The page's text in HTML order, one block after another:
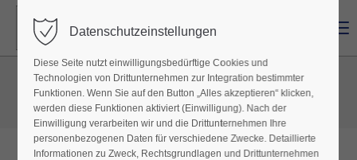
Tragwerksplanung und Bauphysik
Datenschutzeinstellungen
Diese Seite nutzt einwilligungsbedürftige Cookies und
Technologien von Drittunternehmen zur Integration bestimmter
Funktionen. Wenn Sie auf den Button „Alles akzeptieren“ klicken,
werden diese Funktionen aktiviert (Einwilligung). Nach der
Einwilligung verarbeiten wir und die Drittunternehmen Ihre
personenbezogenen Daten für verschiedene Zwecke. Detaillierte
Informationen zu Zweck, Rechtsgrundlagen und Drittunternehmen